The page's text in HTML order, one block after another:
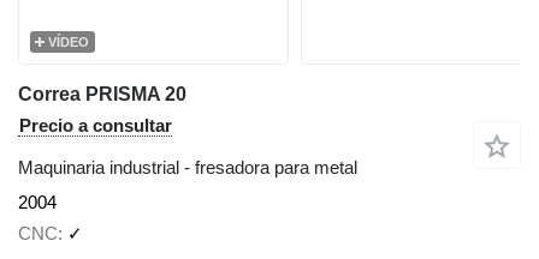
VÍDEO
Correa PRISMA 20
Precio a consultar
Maquinaria industrial - fresadora para metal
2004
CNC
✓